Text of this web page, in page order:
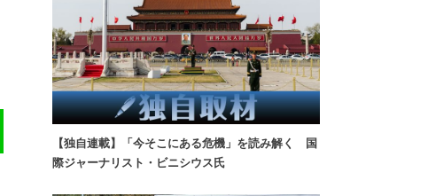
【独自連載】「今そこにある危機」を読み解く 国
際ジャーナリスト・ビニシウス氏